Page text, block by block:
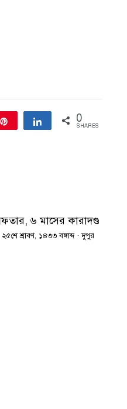
Share 0
SHARES
৬ মাসের কারাদণ্ড
২৫শে শ্রাবণ, ১৪৩৩ বঙ্গাব্দ · দুপুর